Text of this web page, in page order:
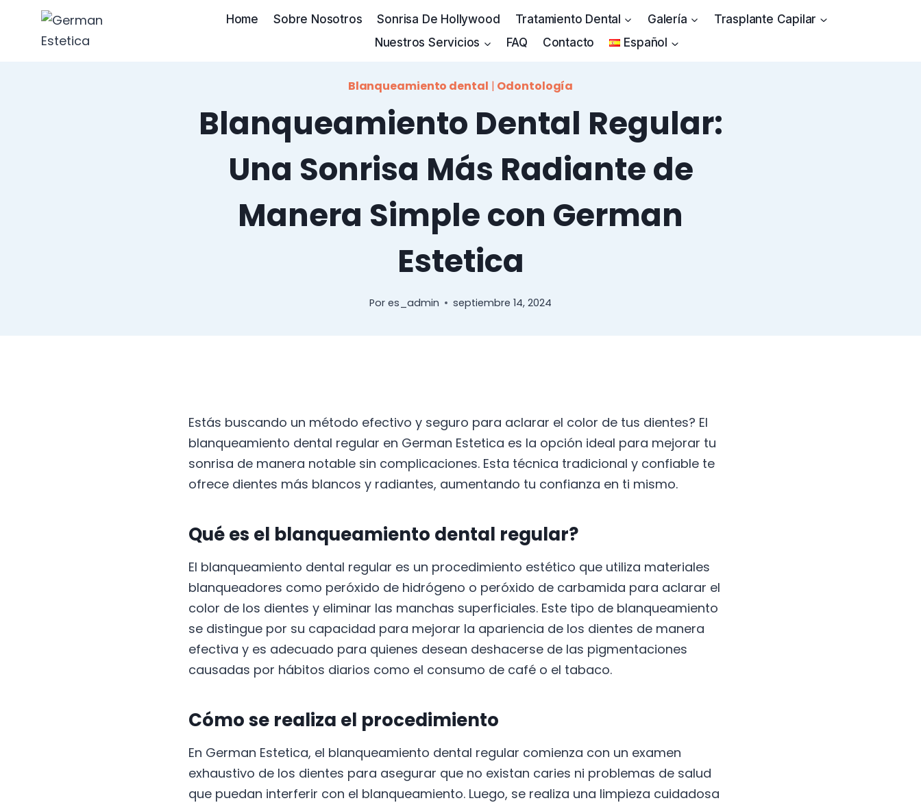
contenido
Home Sobre Nosotros Sonrisa De Hollywood Tratamiento Dental Galería
Trasplante Capilar
Nuestros Servicios
FAQ Contacto Español
Blanqueamiento dental | Odontología
Blanqueamiento Dental Regular:
Una Sonrisa Más Radiante de
Manera Simple con German
Estetica
Por es_admin septiembre 14, 2024
Estás buscando un método efectivo y seguro para aclarar el color de tus dientes? El
blanqueamiento dental regular en German Estetica es la opción ideal para mejorar tu
sonrisa de manera notable sin complicaciones. Esta técnica tradicional y confiable te
ofrece dientes más blancos y radiantes, aumentando tu confianza en ti mismo.
Qué es el blanqueamiento dental regular?
El blanqueamiento dental regular es un procedimiento estético que utiliza materiales
blanqueadores como peróxido de hidrógeno o peróxido de carbamida para aclarar el
color de los dientes y eliminar las manchas superficiales. Este tipo de blanqueamiento
se distingue por su capacidad para mejorar la apariencia de los dientes de manera
efectiva y es adecuado para quienes desean deshacerse de las pigmentaciones
causadas por hábitos diarios como el consumo de café o el tabaco.
Cómo se realiza el procedimiento
En German Estetica, el blanqueamiento dental regular comienza con un examen
exhaustivo de los dientes para asegurar que no existan caries ni problemas de salud
que puedan interferir con el blanqueamiento. Luego, se realiza una limpieza cuidadosa